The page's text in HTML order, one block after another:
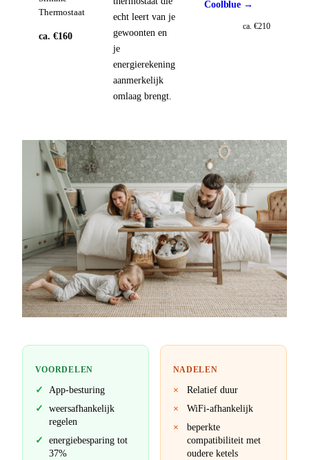
Thermostaat
ca. €160
echt leert van je
gewoonten en
je
energierekening
aanmerkelijk
omlaag brengt.
Coolblue →
ca. €210
VOORDELEN
App-besturing
weersafhankelijk
regelen
energiebesparing tot
37%
NADELEN
Relatief duur
WiFi-afhankelijk
beperkte
compatibiliteit met
oudere ketels